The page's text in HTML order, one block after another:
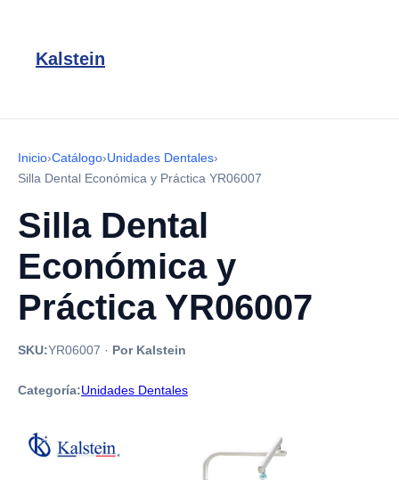
Kalstein
Inicio›Catálogo›Unidades Dentales›
Silla Dental Económica y Práctica YR06007
Silla Dental
Económica y
Práctica YR06007
SKU:YR06007 · Por Kalstein
Categoría:Unidades Dentales